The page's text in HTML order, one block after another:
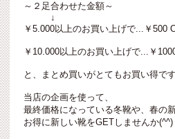
～２足合わせた金額～
↓
￥5.000以上のお買い上げで...￥500
￥10.000以上のお買い上げで...￥
と、まとめ買いがとてもお買い得で
当店の企画を使って、
最終価格になっている冬靴や、春の
お得に新しい靴をGETしませんか(^^)